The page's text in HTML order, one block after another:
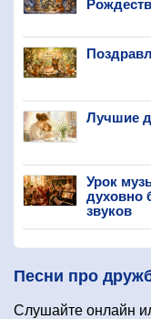
Лучшие
Урок
духовно
звуков
Песни про
Слушайте онлайн